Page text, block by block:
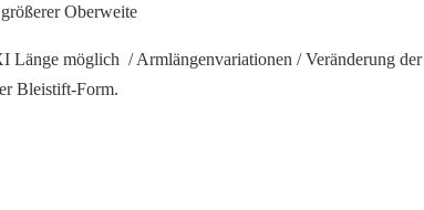
größerer Oberweite
möglich / Armlängenvariationen / Veränderung der
Bleistift-Form.